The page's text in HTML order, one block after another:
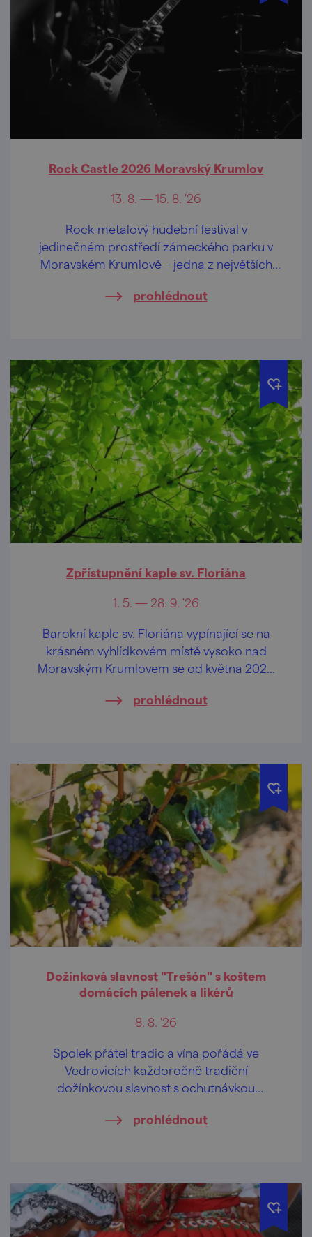
Rock Castle 2026 Moravský Krumlov
13. 8. — 15. 8. '26
Rock-metalový hudební festival v
jedinečném prostředí zámeckého parku v
Moravském Krumlově – jedna z největších
prohlédnout
Zpřístupnění kaple sv. Floriána
1. 5. — 28. 9. '26
Barokní kaple sv. Floriána vypínající se na
krásném vyhlídkovém místě vysoko nad
Moravským Krumlovem se od května 2026
prohlédnout
Dožínková slavnost "Trešón" s koštem
domácích pálenek a likérů
8. 8. '26
Spolek přátel tradic a vína pořádá ve
Vedrovicích každoročně tradiční
dožínkovou slavnost s ochutnávkou
prohlédnout